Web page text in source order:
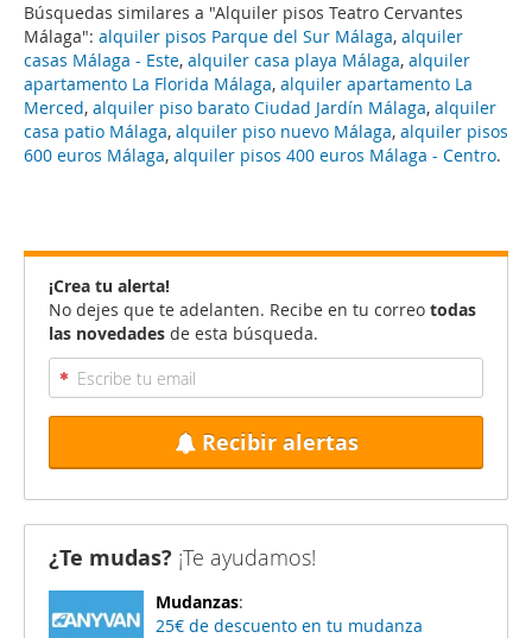
Búsquedas similares a "Alquiler pisos Teatro Cervantes
Málaga": alquiler pisos Parque del Sur Málaga, alquiler
casas Málaga - Este, alquiler casa playa Málaga, alquiler
apartamento La Florida Málaga, alquiler apartamento La
Merced, alquiler piso barato Ciudad Jardín Málaga, alquiler
casa patio Málaga, alquiler piso nuevo Málaga, alquiler pisos
600 euros Málaga, alquiler pisos 400 euros Málaga - Centro.
¡Crea tu alerta!
No dejes que te adelanten. Recibe en tu correo todas
las novedades de esta búsqueda.
Recibir alertas
¿Te mudas? ¡Te ayudamos!
Mudanzas:
25€ de descuento en tu mudanza